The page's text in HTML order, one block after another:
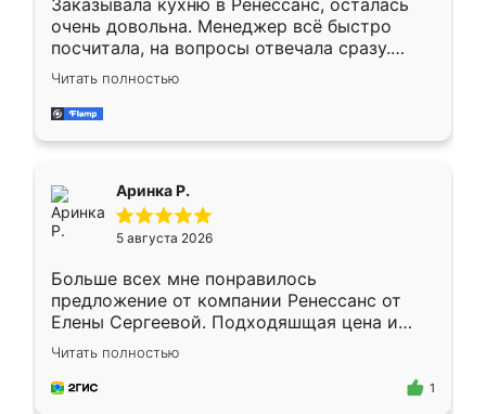
Заказывала кухню в Ренессанс, осталась
очень довольна. Менеджер всё быстро
посчитала, на вопросы отвечала сразу.
Замерщик приехал в субботу, подошёл к
делу со всей ответственностью. Собрали
за день, ребята работали аккуратно, даже
Читать полностью
Аринка Р.
5 августа 2026
Больше всех мне понравилось
предложение от компании Ренессанс от
Елены Сергеевой. Подходяшщая цена и
короткие сроки изготовления. Приехавший
для замера сотрудник Владислав
предложил по моему эскизу самый
Читать полностью
1